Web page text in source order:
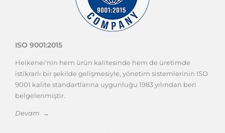
ISO 9001:2015
Heikenei'nin hem ürün kalitesinde hem de üretimde
istikrarlı bir şekilde gelişmesiyle, yönetim sistemlerinin ISO
9001 kalite standartlarına uygunluğu 1983 yılından beri
belgelenmiştir.
Devam →